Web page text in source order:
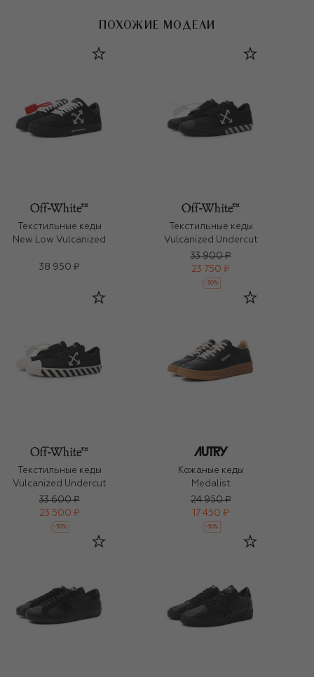
ПОХОЖИЕ МОДЕЛИ
Текстильные кеды
New Low Vulcanized
38 950 ₽
Текстильные кеды
Vulcanized Undercut
33 900 ₽
23 750 ₽
-30%
Текстильные кеды
Vulcanized Undercut
33 600 ₽
23 500 ₽
-30%
Кожаные кеды
Medalist
24 950 ₽
17 450 ₽
-30%